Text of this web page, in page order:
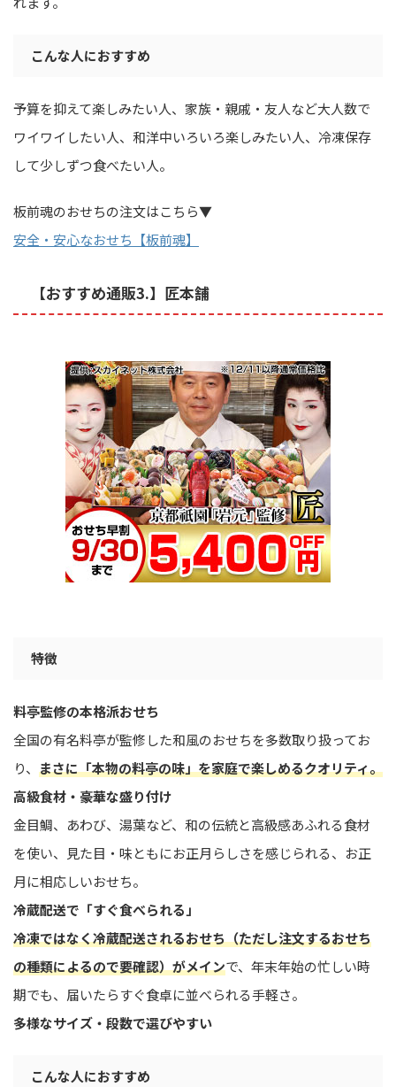
こんな人におすすめ
予算を抑えて楽しみたい人、家族・親戚・友人など大人数で
ワイワイしたい人、和洋中いろいろ楽しみたい人、冷凍保存
して少しずつ食べたい人。
板前魂のおせちの注文はこちら▼
安全・安心なおせち【板前魂】
【おすすめ通販3.】匠本舗
特徴
料亭監修の本格派おせち
全国の有名料亭が監修した和風のおせちを多数取り扱ってお
り、 まさに「本物の料亭の味」を家庭で楽しめるクオリティ。
高級食材・豪華な盛り付け
金目鯛、あわび、湯葉など、和の伝統と高級感あふれる食材
を使い、見た目・味ともにお正月らしさを感じられる、お正
月に相応しいおせち。
冷蔵配送で「すぐ食べられる」
冷凍ではなく冷蔵配送されるおせち（ただし注文するおせち
の種類によるので要確認）がメインで、年末年始の忙しい時
期でも、届いたらすぐ食卓に並べられる手軽さ。
多様なサイズ・段数で選びやすい
こんな人におすすめ